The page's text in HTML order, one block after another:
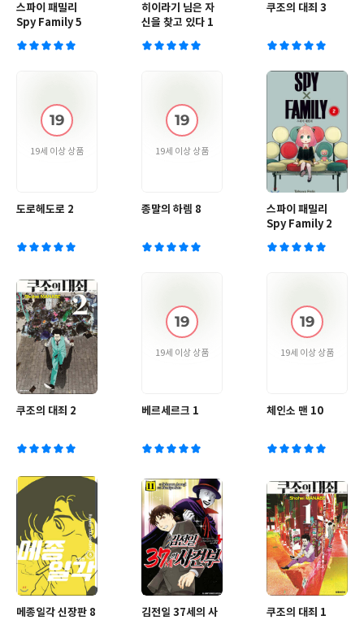
스파이 패밀리
Spy Family 5
히이라기 님은 자
신을 찾고 있다 1
쿠조의 대죄 3
19세 이상 상품
도로헤도로 2
19세 이상 상품
종말의 하렘 8
스파이 패밀리
Spy Family 2
쿠조의 대죄 2
19세 이상 상품
베르세르크 1
19세 이상 상품
체인소 맨 10
메종일각 신장판 8
김전일 37세의 사
쿠조의 대죄 1